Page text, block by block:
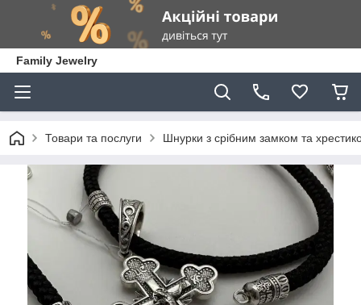
Family Jewelry
Товари та послуги Шнурки з срібним замком та